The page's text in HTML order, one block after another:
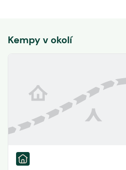
Kempy v okolí